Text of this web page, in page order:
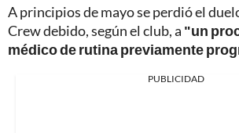
A principios de mayo se perdió el
Crew debido, según el club, a "un
médico de rutina previamente
PUBLICIDAD